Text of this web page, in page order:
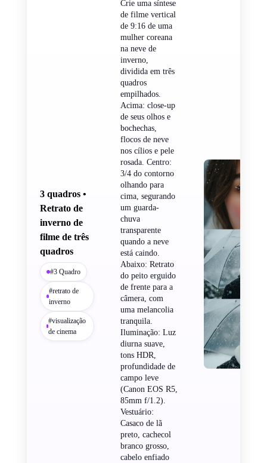
3 quadros •
Retrato de
inverno de
filme de três
quadros
#3 Quadro
#retrato de
inverno
#visualização
de cinema
Crie uma síntese
de filme vertical
de 9:16 de uma
mulher coreana
na neve de
inverno,
dividida em três
quadros
empilhados.
Acima: close-up
de seus olhos e
bochechas,
flocos de neve
nos cílios e pele
rosada. Centro:
3/4 do contorno
olhando para
cima, segurando
um guarda-
chuva
transparente
quando a neve
está caindo.
Abaixo: Retrato
do peito erguido
de frente para a
câmera, com
uma melancolia
tranquila.
Iluminação: Luz
diurna suave,
tons HDR,
profundidade de
campo leve
(Canon EOS R5,
85mm f/1.2).
Vestuário:
Casaco de lã
preto, cachecol
branco grosso,
cabelo enfiado